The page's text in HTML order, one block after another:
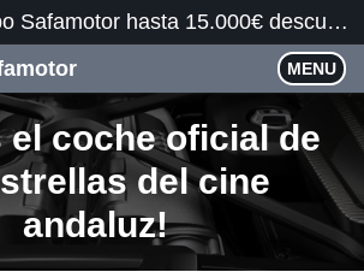
🚗 OUTLET Grupo Safamotor hasta 15.000€ descuento 🚗
MENU
el coche oficial de
del cine
andaluz!